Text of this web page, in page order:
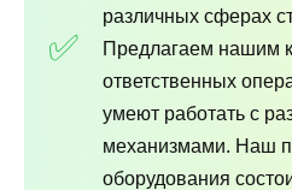
различных сферах
Предлагаем нашим
ответственных
умеют работать с
механизмами. Наш
оборудования